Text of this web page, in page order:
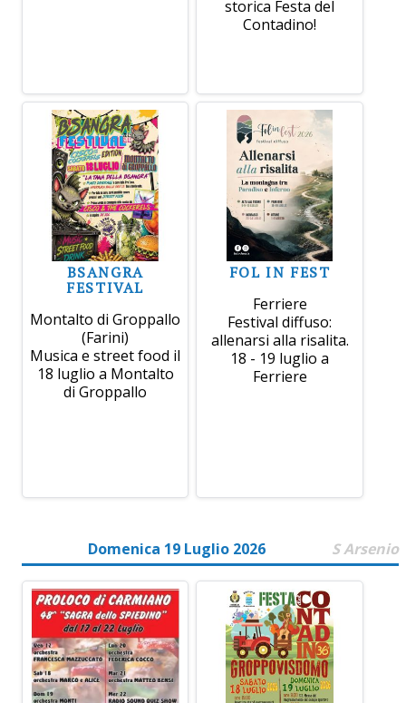
storica Festa del
Contadino!
BSANGRA
FESTIVAL
Montalto di Groppallo
(Farini)
Musica e street food il
18 luglio a Montalto
di Groppallo
FOL IN FEST
Ferriere
Festival diffuso:
allenarsi alla risalita.
18 - 19 luglio a
Ferriere
Domenica 19 Luglio 2026 S Arsenio